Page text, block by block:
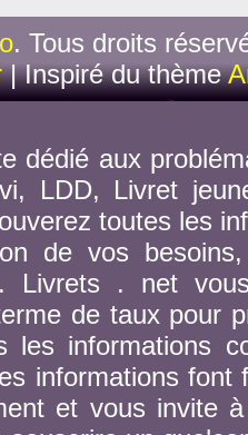
. Tous droits
| Inspiré du thème
dédié aux
LDD, Livret
toutes les
de vos
Livrets . net
de taux pour
les informations
informations
et vous invite